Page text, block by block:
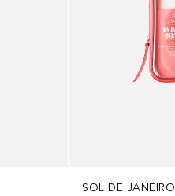
SOL DE JANEIRO